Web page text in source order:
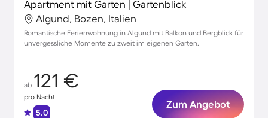
Apartment mit Garten | Gartenblick
Algund, Bozen, Italien
Romantische Ferienwohnung in Algund mit Balkon und Bergblick für
unvergessliche Momente zu zweit im eigenen Garten.
ab 121 €
pro Nacht
5.0
Zum Angebot